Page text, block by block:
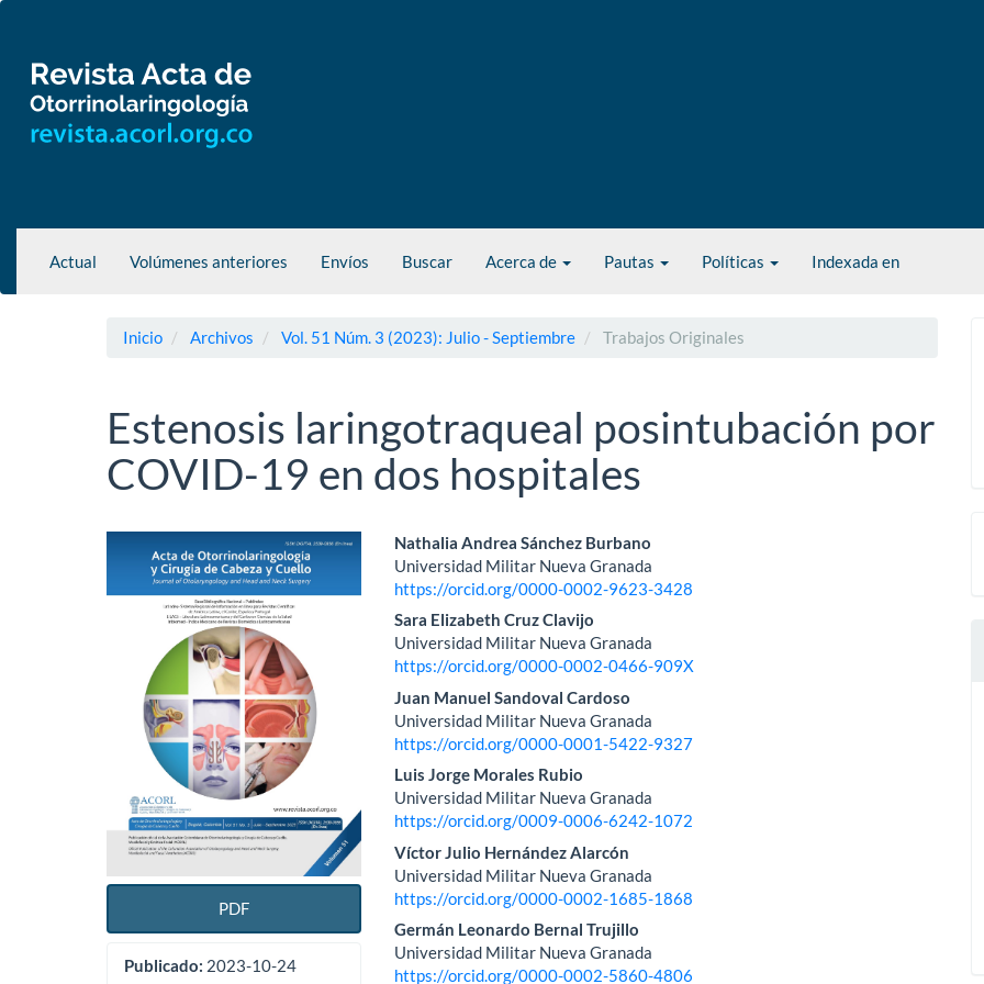
principal
Barra
lateral
Actual Volúmenes anteriores Envíos Buscar Acerca de Pautas Políticas Indexada en
Inicio Archivos Vol. 51 Núm. 3 (2023): Julio - Septiembre Trabajos Originales
Estenosis laringotraqueal posintubación por
COVID-19 en dos hospitales
Barra
lateral
artículo
PDF
Publicado: 2023-10-24
Contenido
principal
del
artículo
Nathalia Andrea Sánchez Burbano
Universidad Militar Nueva Granada
https://orcid.org/0000-0002-9623-3428
Sara Elizabeth Cruz Clavijo
Universidad Militar Nueva Granada
https://orcid.org/0000-0002-0466-909X
Juan Manuel Sandoval Cardoso
Universidad Militar Nueva Granada
https://orcid.org/0000-0001-5422-9327
Luis Jorge Morales Rubio
Universidad Militar Nueva Granada
https://orcid.org/0009-0006-6242-1072
Víctor Julio Hernández Alarcón
Universidad Militar Nueva Granada
https://orcid.org/0000-0002-1685-1868
Germán Leonardo Bernal Trujillo
Universidad Militar Nueva Granada
https://orcid.org/0000-0002-5860-4806